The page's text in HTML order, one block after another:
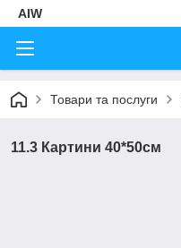
AIW
Товари та послуги
11.3 Картини 40*50см